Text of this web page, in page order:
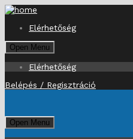
Elérhetőség
Open Menu
Elérhetőség
Belépés / Regisztráció
Open Menu